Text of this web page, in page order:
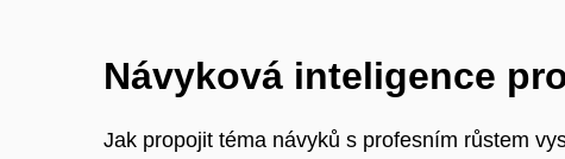
Návyková inteligence
Jak propojit téma návyků s profesním růstem